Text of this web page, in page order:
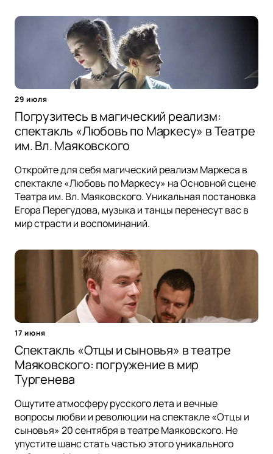
29 июля
Погрузитесь в магический реализм:
спектакль «Любовь по Маркесу» в Театре
им. Вл. Маяковского
Откройте для себя магический реализм Маркеса в
спектакле «Любовь по Маркесу» на Основной сцене
Театра им. Вл. Маяковского. Уникальная постановка
Егора Перегудова, музыка и танцы перенесут вас в
мир страсти и воспоминаний.
17 июня
Спектакль «Отцы и сыновья» в театре
Маяковского: погружение в мир
Тургенева
Ощутите атмосферу русского лета и вечные
вопросы любви и революции на спектакле «Отцы и
сыновья» 20 сентября в театре Маяковского. Не
упустите шанс стать частью этого уникального